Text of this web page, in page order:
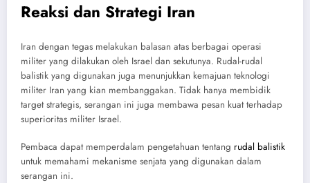
Reaksi dan Strategi Iran
Iran dengan tegas melakukan balasan atas berbagai operasi
militer yang dilakukan oleh Israel dan sekutunya. Rudal-rudal
balistik yang digunakan juga menunjukkan kemajuan teknologi
militer Iran yang kian membanggakan. Tidak hanya membidik
target strategis, serangan ini juga membawa pesan kuat terhadap
superioritas militer Israel.
Pembaca dapat memperdalam pengetahuan tentang rudal balistik
untuk memahami mekanisme senjata yang digunakan dalam
serangan ini.